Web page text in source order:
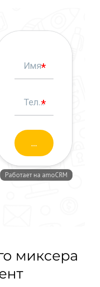
миксера